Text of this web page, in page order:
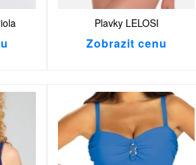
Plavky LELOSI
Zobrazit cenu